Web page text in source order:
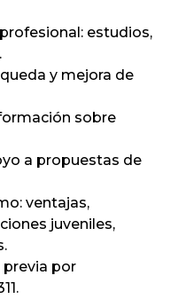
estudios,
y mejora de
sobre
a propuestas de
ventajas,
juveniles,
previa por